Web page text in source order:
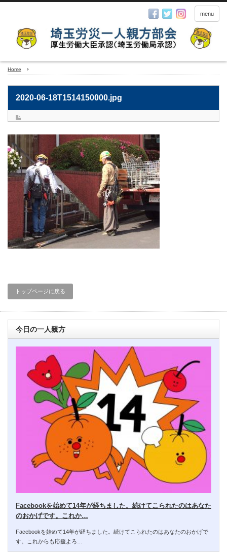
menu
Home
2020-06-18T1514150000.jpg
トップページに戻る
今日の一人親方
Facebookを始めて14年が経ちました。続けてこられたのはあなた
のおかげです。これか…
Facebookを始めて14年が経ちました。続けてこられたのはあなたのおかげで
す。これからも応援よろ…